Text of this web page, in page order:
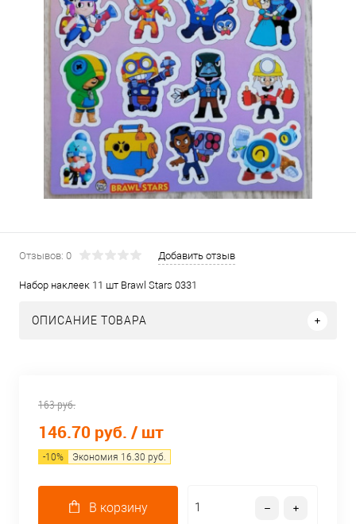
Отзывов: 0 Добавить отзыв
Набор наклеек 11 шт Brawl Stars 0331
ОПИСАНИЕ ТОВАРА
163 руб.
146.70 руб. / шт
-10% Экономия 16.30 руб.
В корзину